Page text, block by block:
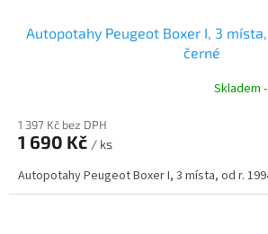
Autopotahy Peugeot Boxer I, 3
černé
Skladem
1 397 Kč bez DPH
1 690 Kč / ks
Autopotahy Peugeot Boxer I, 3 místa, od r.